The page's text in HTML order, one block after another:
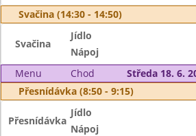
Svačina (14:30 - 14:50)
Svačina
Jídlo
Nápoj
Menu
Chod
Středa 18. 6.
Přesnídávka (8:50 - 9:15)
Přesnídávka
Jídlo
Nápoj